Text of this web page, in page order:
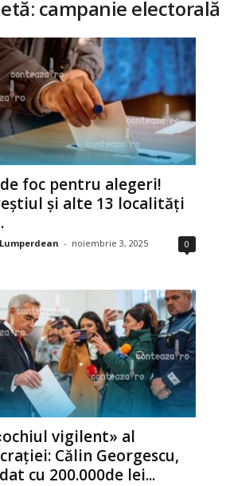
campanie electorală
foc pentru alegeri!
și alte 13 localități
- noiembrie 3, 2025 0
vigilent» al
Călin Georgescu,
cu 200.000de lei...